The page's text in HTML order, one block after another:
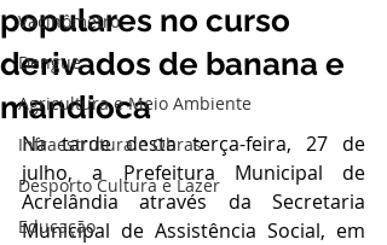
Vacinômetro
Dengue
Agricultura e Meio Ambiente
Infraestrutura e Obras
Desporto Cultura e Lazer
Educação
populares no curso
derivados de banana e
mandioca
Na tarde desta terça-feira, 27 de
julho, a Prefeitura Municipal de
Acrelândia através da Secretaria
Municipal de Assistência Social, em